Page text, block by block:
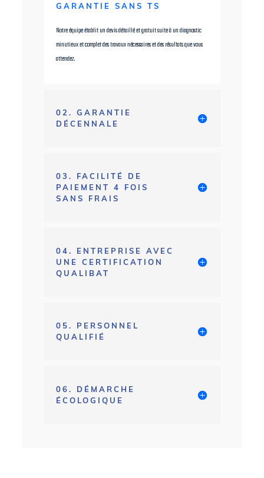
GARANTIE SANS TS
Notre équipe établit un devis détaillé et gratuit suite à un diagnostic
minutieux et complet des travaux nécessaires et des résultats que vous
attendez.
02. GARANTIE
DÉCENNALE
03. FACILITÉ DE
PAIEMENT 4 FOIS
SANS FRAIS
04. ENTREPRISE AVEC
UNE CERTIFICATION
QUALIBAT
05. PERSONNEL
QUALIFIÉ
06. DÉMARCHE
ÉCOLOGIQUE